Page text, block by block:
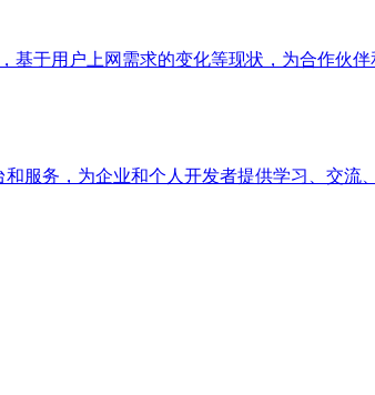
基于用户上网需求的变化等现状，为合作伙
服务，为企业和个人开发者提供学习、交流